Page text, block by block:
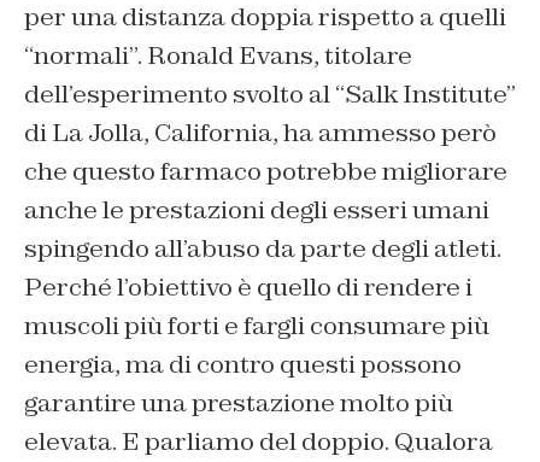
per una distanza doppia rispetto a quelli
“normali”. Ronald Evans, titolare
dell’esperimento svolto al “Salk Institute”
di La Jolla, California, ha ammesso però
che questo farmaco potrebbe migliorare
anche le prestazioni degli esseri umani
spingendo all’abuso da parte degli atleti.
Perché l’obiettivo è quello di rendere i
muscoli più forti e fargli consumare più
energia, ma di contro questi possono
garantire una prestazione molto più
elevata. E parliamo del doppio. Qualora